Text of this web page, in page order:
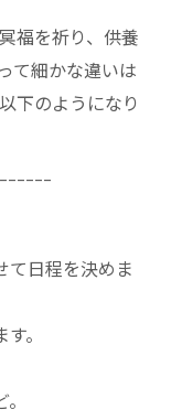
福を祈り、供養
て細かな違いは
下のようになり
て日程を決めま
。